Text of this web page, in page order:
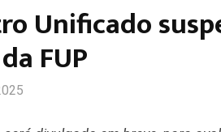
Unificado
FUP